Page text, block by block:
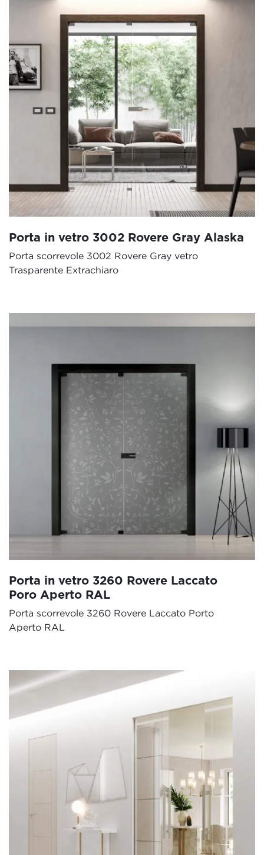
Porta in vetro 3002 Rovere Gray Alaska
Porta scorrevole 3002 Rovere Gray vetro
Trasparente Extrachiaro
Porta in vetro 3260 Rovere Laccato
Poro Aperto RAL
Porta scorrevole 3260 Rovere Laccato Porto
Aperto RAL